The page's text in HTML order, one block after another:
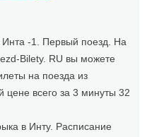
-1. Первый поезд. На
Bilety. RU вы можете
на поезда из
цене всего за 3 минуты 32
в Инту. Расписание